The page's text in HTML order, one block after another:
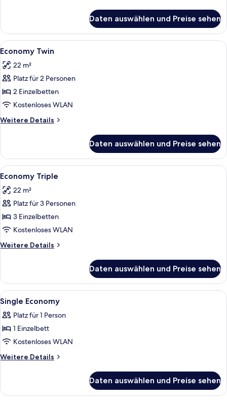
Twin
Room
Daten auswählen und Preise sehen
Alle
Fotos
für
Economy
Twin
anzeigen
Ein Hotelzimmer mit zwei Betten,
6
Economy Twin
22 m²
Platz für 2 Personen
2 Einzelbetten
Kostenloses WLAN
Weitere Details
Weitere
Twin
Daten auswählen und Preise sehen
Alle
Fotos
für
Economy
Triple
anzeigen
Economy Triple | Kostenloses WLAN,
6
Economy Triple
22 m²
Platz für 3 Personen
3 Einzelbetten
Kostenloses WLAN
Weitere Details
Weitere
Triple
Daten auswählen und Preise sehen
Alle
Fotos
für
Single
Economy
anzeigen
1
Single Economy
Platz für 1 Person
1 Einzelbett
Kostenloses WLAN
Weitere Details
Weitere
Economy
Daten auswählen und Preise sehen